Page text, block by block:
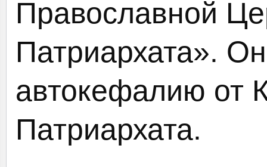
Православной
Патриархата».
автокефалию от
Патриархата.